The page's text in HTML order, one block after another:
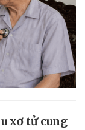
xơ tử cung